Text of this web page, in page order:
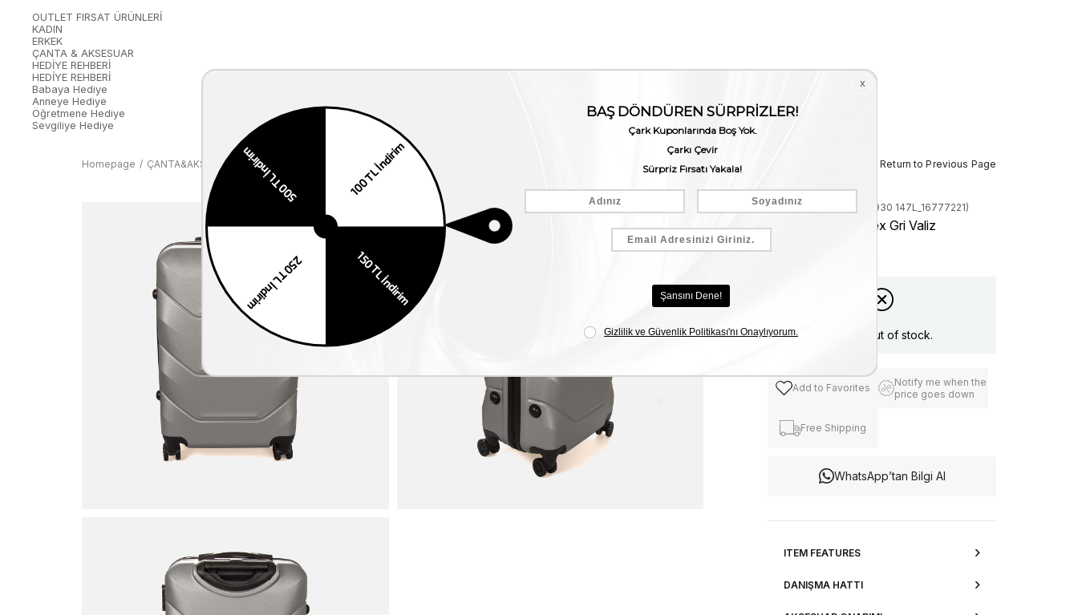
OUTLET FIRSAT ÜRÜNLERİ
KADIN
ERKEK
ÇANTA & AKSESUAR
HEDİYE REHBERİ
HEDİYE REHBERİ
Babaya Hediye
Anneye Hediye
Öğretmene Hediye
Sevgiliye Hediye
Homepage ÇANTA&AKSESUAR KADIN Kemal Tanca Unisex Gri Valiz < < Return to Previous Page
Stock Code (240KTE930 147L_16777221)
Kemal Tanca Unisex Gri Valiz
Item is out of stock.
Add to Favorites
Notify me when the
price goes down
Free Shipping
WhatsApp’tan Bilgi Al
ITEM FEATURES
DANIŞMA HATTI